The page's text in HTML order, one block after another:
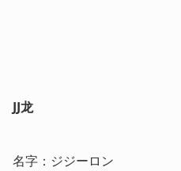
JJ龙
名字：ジジーロン